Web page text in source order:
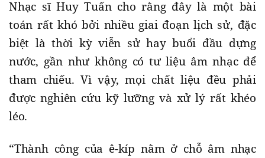
Nhạc sĩ Huy Tuấn cho rằng đây là một bài
toán rất khó bởi nhiều giai đoạn lịch sử, đặc
biệt là thời kỳ viễn sử hay buổi đầu dựng
nước, gần như không có tư liệu âm nhạc để
tham chiếu. Vì vậy, mọi chất liệu đều phải
được nghiên cứu kỹ lưỡng và xử lý rất khéo
léo.
“Thành công của ê-kíp nằm ở chỗ âm nhạc